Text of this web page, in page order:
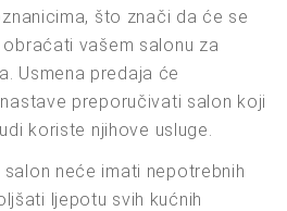
što znači da će se
vašem salonu za
Usmena predaja će
preporučivati salon koji
koriste njihove usluge.
neće imati nepotrebnih
ljepotu svih kućnih